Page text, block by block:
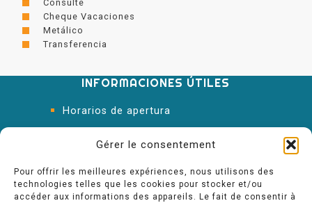
Gérer le consentement
Pour offrir les meilleures expériences, nous utilisons des
technologies telles que les cookies pour stocker et/ou
accéder aux informations des appareils. Le fait de consentir à
Consulte
Cheque Vacaciones
Metálico
Transferencia
INFORMACIONES ÚTILES
Horarios de apertura
Oficina de Turismo